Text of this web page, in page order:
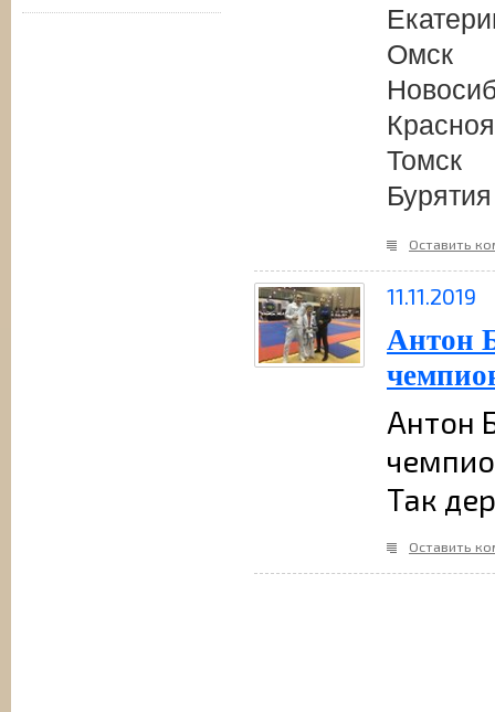
Омск
Томск
Бурятия
Оставить
11.11.2019
Антон
Антон
Так
Оставить